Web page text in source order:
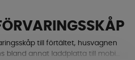
till förtältet, husvagnen
bland annat laddplatta till mobil,